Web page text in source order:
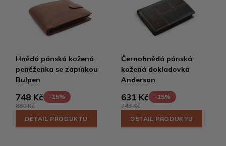
Hnědá pánská kožená
peněženka se zápinkou
Bulpen
748 Kč
-15%
880 Kč
DETAIL PRODUKTU
Černohnědá pánská
kožená dokladovka
Anderson
631 Kč
-15%
743 Kč
DETAIL PRODUKTU